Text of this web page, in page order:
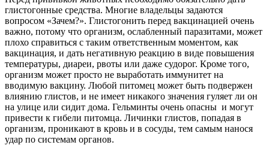
глистогонные средства. Многие владельцы задаются
вопросом «Зачем?». Глистогонить перед вакцинацией очень
важно, потому что организм, ослабленный паразитами, может
плохо справиться с таким ответственным моментом, как
вакцинация, и дать негативную реакцию в виде повышения
температуры, диареи, рвоты или даже судорог. Кроме того,
организм может просто не выработать иммунитет на
вводимую вакцину. Любой питомец может быть подвержен
влиянию глистов, и не имеет никакого значения гуляет ли он
на улице или сидит дома. Гельминты очень опасны и могут
привести к гибели питомца. Личинки глистов, попадая в
организм, проникают в кровь и в сосуды, тем самым нанося
удар по системам органов.